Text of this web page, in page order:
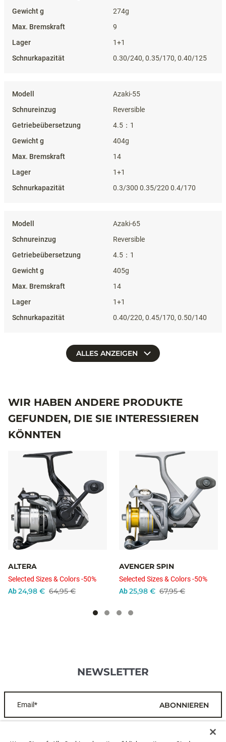
274g
9
1+1
0.30/240, 0.35/170, 0.40/125
Azaki-55
Reversible
4.5：1
404g
14
1+1
0.3/300 0.35/220 0.4/170
Azaki-65
Reversible
4.5：1
405g
14
1+1
0.40/220, 0.45/170, 0.50/140
ALLES ANZEIGEN
WIR HABEN ANDERE PRODUKTE
GEFUNDEN, DIE SIE INTERESSIEREN
KÖNNTEN
ALTERA
Selected Sizes & Colors -50%
Ab
64,95 €
24,98 €
AVENGER SPIN
Selected Sizes & Colors -50%
Ab
67,95 €
25,98 €
NEWSLETTER
Email* ABONNIEREN